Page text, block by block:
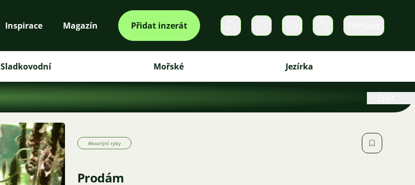
Inspirace Magazín Přidat inzerát Soukromé zprávy Košík
Sladkovodní Mořské Jezírka
Akvarijní ryby
Prodám